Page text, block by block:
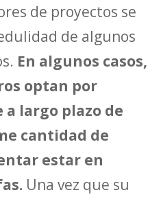
de proyectos se
de algunos
En algunos casos,
optan por
largo plazo de
cantidad de
estar en
Una vez que su